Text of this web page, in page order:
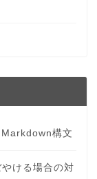
構文
ける場合の対